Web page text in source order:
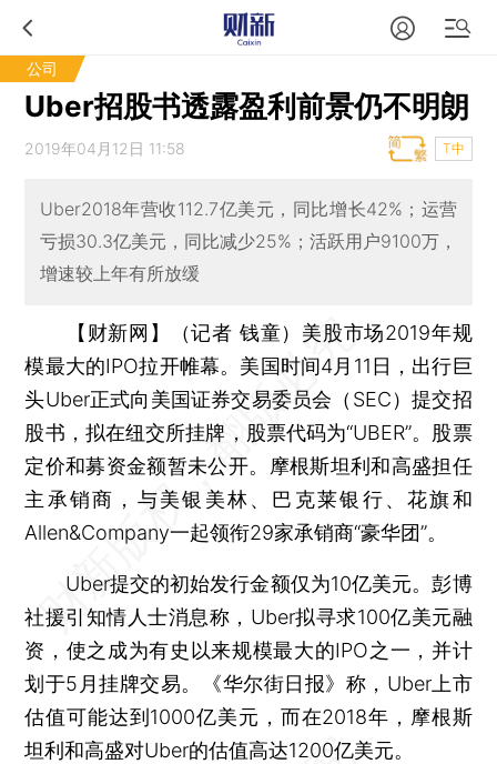
公司
Uber招股书透露盈利前景仍不明朗
2019年04月12日 11:58 T中
Uber2018年营收112.7亿美元，同比增长42%；运营
亏损30.3亿美元，同比减少25%；活跃用户9100万，
增速较上年有所放缓
【财新网】（记者 钱童） 美股市场2019年规
模最大的IPO拉开帷幕。美国时间4月11日，出行巨
头Uber正式向美国证券交易委员会（SEC）提交招
股书，拟在纽交所挂牌，股票代码为“UBER”。股票
定价和募资金额暂未公开。摩根斯坦利和高盛担任
主承销商，与美银美林、巴克莱银行、花旗和
Allen&Company一起领衔29家承销商“豪华团”。
Uber提交的初始发行金额仅为10亿美元。彭博
社援引知情人士消息称，Uber拟寻求100亿美元融
资，使之成为有史以来规模最大的IPO之一，并计
划于5月挂牌交易。《华尔街日报》称，Uber上市
估值可能达到1000亿美元，而在2018年，摩根斯
坦利和高盛对Uber的估值高达1200亿美元。